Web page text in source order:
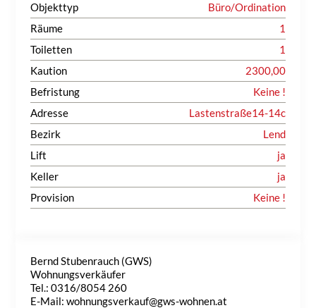
Objekttyp
Büro/Ordination
Räume
1
Toiletten
1
Kaution
2300,00
Befristung
Keine !
Adresse
Lastenstraße14-14c
Bezirk
Lend
Lift
ja
Keller
ja
Provision
Keine !
Bernd Stubenrauch (GWS)
Wohnungsverkäufer
Tel.: 0316/8054 260
E-Mail: wohnungsverkauf@gws-wohnen.at